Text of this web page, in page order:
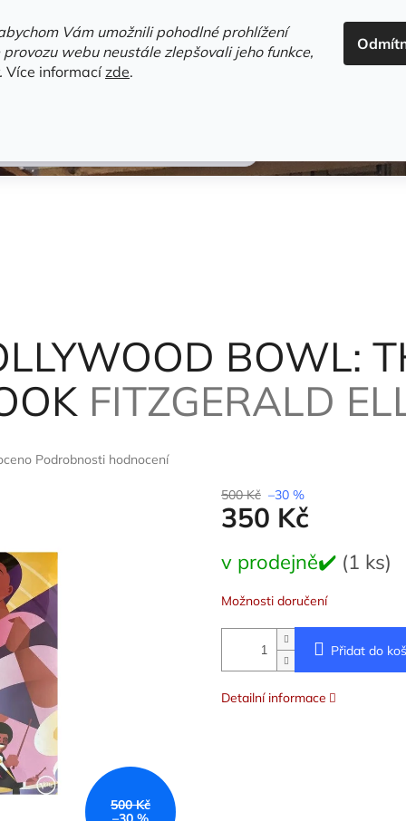
Vám umožnili pohodlné prohlížení
webu neustále zlepšovali jeho funkce,
Více informacízde.
HLEDAT
BERLIN SONGBOOK
BOWL:
FITZGERALD
Podrobnosti hodnocení
500 Kč
500 Kč –30 %
350 Kč
cena:
v prodejně✔️ (1 ks)
Možnosti doručení
Přidat do
Detailní informace